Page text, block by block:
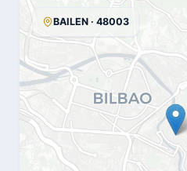
BAILEN · 48003